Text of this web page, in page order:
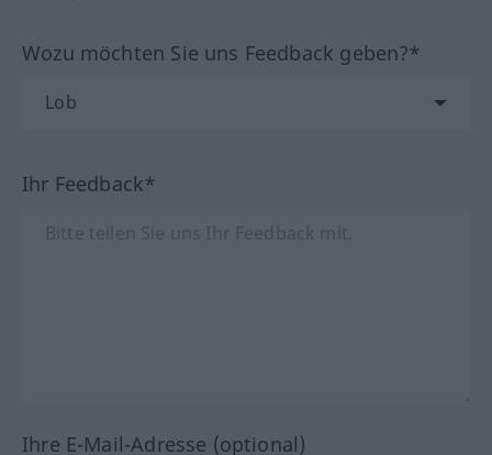
Wozu möchten Sie uns Feedback geben?*
Ihr Feedback*
Ihre E-Mail-Adresse (optional)